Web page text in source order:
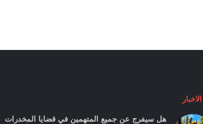
هل سيفرج عن جميع المتهمين في قضايا المخدرات